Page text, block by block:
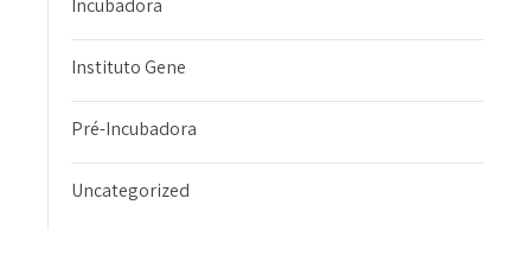
Incubadora
Instituto Gene
Pré-Incubadora
Uncategorized